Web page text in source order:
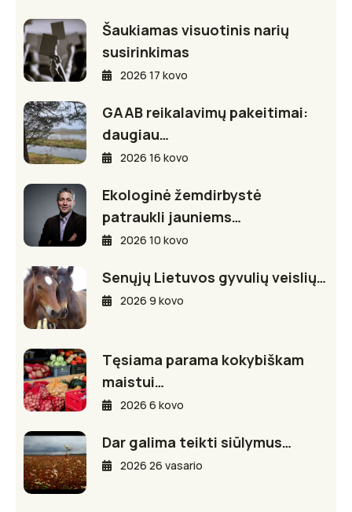
Šaukiamas visuotinis narių
susirinkimas
2026 17 kovo
GAAB reikalavimų pakeitimai:
daugiau…
2026 16 kovo
Ekologinė žemdirbystė
patraukli jauniems…
2026 10 kovo
Senųjų Lietuvos gyvulių veislių…
2026 9 kovo
Tęsiama parama kokybiškam
maistui…
2026 6 kovo
Dar galima teikti siūlymus…
2026 26 vasario